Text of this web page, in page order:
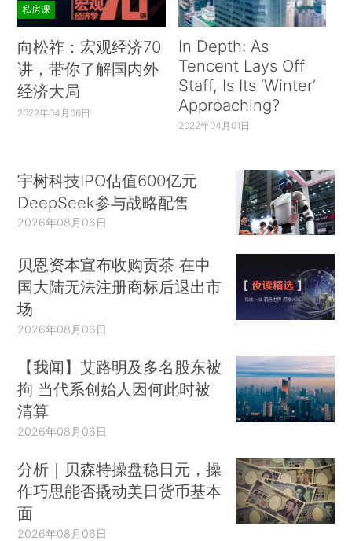
私房课
向松祚：宏观经济70
讲，带你了解国内外
经济大局
2022年04月06日
In Depth: As
Tencent Lays Off
Staff, Is Its ‘Winter’
Approaching?
2022年04月01日
宇树科技IPO估值600亿元
DeepSeek参与战略配售
2026年08月06日
贝恩资本宣布收购贡茶 在中
国大陆无法注册商标后退出市
场
2026年08月06日
【我闻】艾路明及多名股东被
拘 当代系创始人因何此时被
清算
2026年08月06日
分析｜贝森特操盘稳日元，操
作巧思能否撬动美日货币基本
面
2026年08月06日